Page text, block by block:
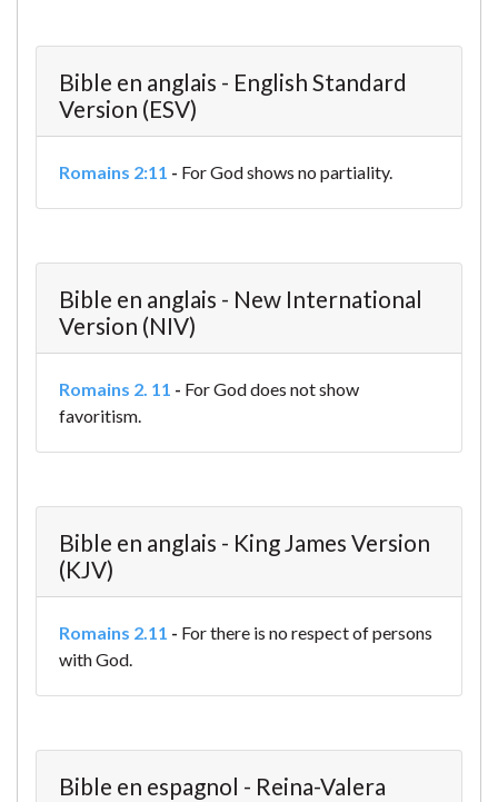
Bible en anglais - English Standard
Version (ESV)
Romains 2:11 - For God shows no partiality.
Bible en anglais - New International
Version (NIV)
Romains 2. 11 - For God does not show
favoritism.
Bible en anglais - King James Version
(KJV)
Romains 2.11 - For there is no respect of persons
with God.
Bible en espagnol - Reina-Valera